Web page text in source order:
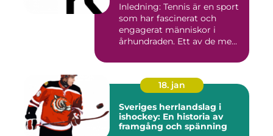
Inledning: Tennis är en sport
som har fascinerat och
engagerat människor i
århundraden. Ett av de me...
18. jan
Sveriges herrlandslag i
ishockey: En historia av
framgång och spänning